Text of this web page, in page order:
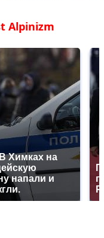
Alpinizm
Химках на
напали и